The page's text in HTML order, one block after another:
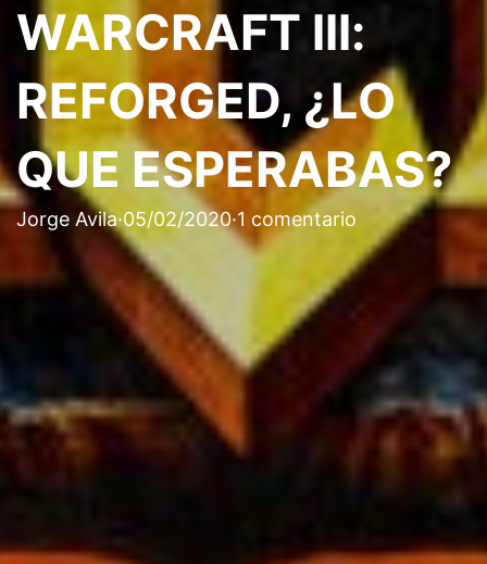
WARCRAFT lll:
REFORGED, ¿LO
QUE ESPERABAS?
Jorge Avila·05/02/2020·1 comentario